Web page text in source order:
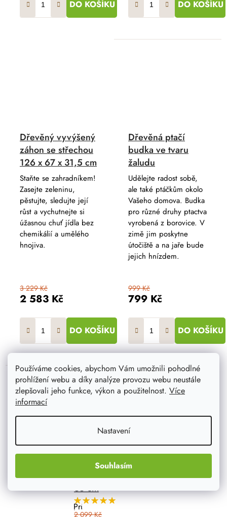
Používáme cookies, abychom Vám umožnili pohodlné
prohlížení webu a díky analýze provozu webu neustále
zlepšovali jeho funkce, výkon a použitelnost. Více
informací
Nastavení
Souhlasím
DO KOŠÍKU DO KOŠÍKU
Dřevěný vyvýšený
záhon se střechou
126 x 67 x 31,5 cm
2 583 Kč
3 229 Kč
DO KOŠÍKU
Staňte se zahradníkem!
Zasejte zeleninu,
pěstujte, sledujte její
růst a vychutnejte si
úžasnou chuť jídla bez
chemikálií a umělého
hnojiva.
Dřevěná ptačí
budka ve tvaru
žaludu
799 Kč
999 Kč
DO KOŠÍKU
Udělejte radost sobě,
ale také ptáčkům okolo
Vašeho domova. Budka
pro různé druhy ptactva
vyrobená z borovice. V
zimě jim poskytne
útočiště a na jaře bude
jejich hnízdem.
3-patrový dřevěný
záhon 110 x 88 x
36 cm
Průměrné
hodnocení
2 099 Kč